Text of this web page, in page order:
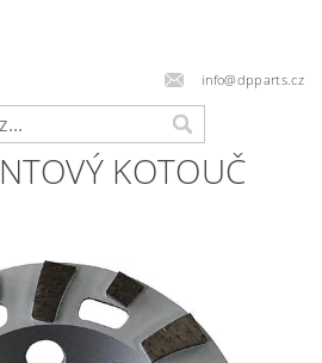
info@dpparts.cz
KOTOUČ